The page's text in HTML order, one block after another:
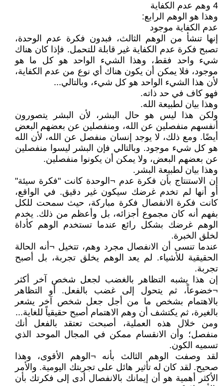
4 وهم عدم الكفاية
وهذا هو الوهم الرابع:
عدم الكفاية موجود
إنها تنشأ من الوهم الثالث، فبدون فكرة عدم الوحدة،
تصبح فكرة عدم الكفاية غير قابلة للتحمل. فإذا كان هناك
شيء واحد فقط، وهذا الشيء الواحد هو كل ما هو
موجود، فلا يمكن أن يكون هناك أي نوع من عدم الكفاية،
لأن هذا الشيء الواحد هو كل شيء، وبالتالي...
فهو كاف في حد ذاته.
وهذا بيان لطبيعة الله.
ولكن هذا ليس هو حال البشر، لأن البشر يتصورون
أنفسهم منفصلين عن الله، ومنفصلين عن بعضهم البعض
أيضًا. ومع ذلك، لا يوجد إنسان منفصل عن الله، لأن الله
هو كل شيء موجود. وبالتالي فإن البشر ليسوا منفصلين
عن بعضهم البعض، ولا يمكن أن يكونوا منفصلين.
وهذا بيان لطبيعة البشر.
إن الاستنتاج بأن فكرة عدم ¬الوحدة كانت "فكرة سيئة"
أو أنها لم تخدم غرضك سيكون غير دقيق. في الواقع،
كانت فكرة الانفصال فكرة مباركة، حيث سمحت للكل
بفهم أنه كان مجموع أجزائه، بل وأعظم من ذلك. يخدم
الوهم غرضك بشكل رائع عندما تستخدم الوهم كأداة
لخلق الخبرة.
عندما تنسى أن الانفصال مجرد وهم، تتخيل ¬أنه الحالة
الحقيقية للأشياء. لم يعد الوهم يخلق تجربة، بل أصبح
تجربة.
إن هذا يشبه التظاهر بالغضب لجعل شخص آخر أكثر
¬خضوعاً، ثم يتحول إلى غضب بالفعل. أو التظاهر
بالاهتمام بشخص ما من أجل جعل شخص آخر يشعر
بالغيرة، ثم يكتشف أن وهم الاهتمام أصبح حقيقياً للغاية...
ومن خلال هذه العملية، أصبحت تعتقد بالفعل أنك
منفصل؛ وأن الانقسام ممكن في المجال الموحد الذي
تسميه الكون.
لقد وصفت الوهم الثالث بأنه ¬الوهم الأقوى، وهذا
صحيح. لقد كان له تأثير هائل على تجربتك اليومية. والأمر
الأكثر أهمية هو أن إيمانك بالانفصال أدى إلى فكرتك بأن